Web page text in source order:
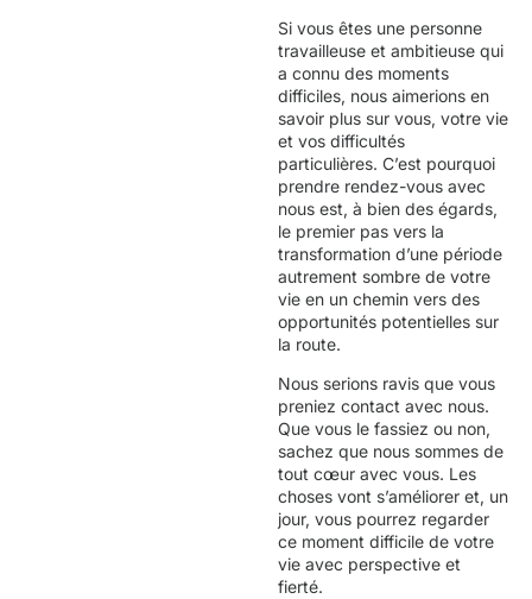
Si vous êtes une personne
travailleuse et ambitieuse qui
a connu des moments
difficiles, nous aimerions en
savoir plus sur vous, votre vie
et vos difficultés
particulières. C’est pourquoi
prendre rendez-vous avec
nous est, à bien des égards,
le premier pas vers la
transformation d’une période
autrement sombre de votre
vie en un chemin vers des
opportunités potentielles sur
la route.
Nous serions ravis que vous
preniez contact avec nous.
Que vous le fassiez ou non,
sachez que nous sommes de
tout cœur avec vous. Les
choses vont s’améliorer et, un
jour, vous pourrez regarder
ce moment difficile de votre
vie avec perspective et
fierté.